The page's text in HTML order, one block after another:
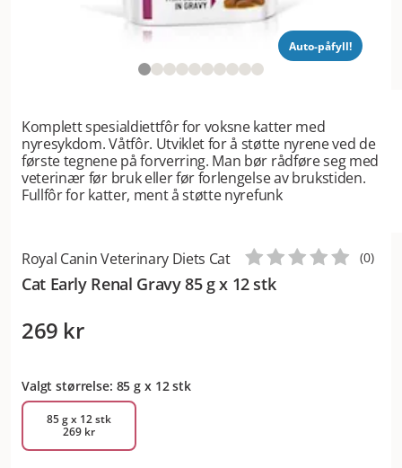
Auto-påfyll!
Komplett spesialdiettfôr for voksne katter med
nyresykdom. Våtfôr. Utviklet for å støtte nyrene ved de
første tegnene på forverring. Man bør rådføre seg med
veterinær før bruk eller før forlengelse av brukstiden.
Fullfôr for katter, ment å støtte nyrefunk
Royal Canin Veterinary Diets Cat
Cat Early Renal Gravy 85 g x 12 stk
(0)
269 kr
Valgt størrelse: 85 g x 12 stk
85 g x 12 stk
269 kr